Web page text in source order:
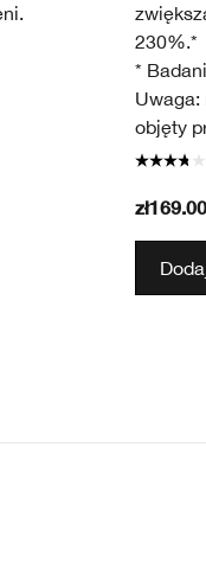
230%.*
*
Uwaga:
objęty
zł169.00